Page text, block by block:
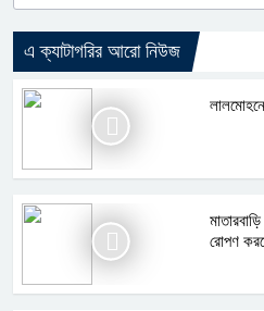
এ ক্যাটাগরির আরো নিউজ
রোপণ